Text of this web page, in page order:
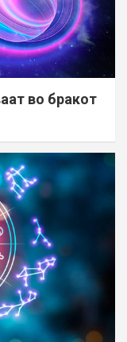
во бракот